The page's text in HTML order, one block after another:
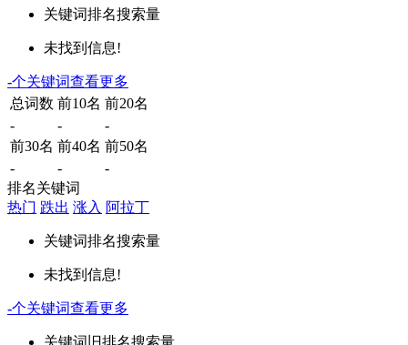
关键词排名搜索量
未找到信息!
-个关键词查看更多
总词数 前10名 前20名
-
-
-
前30名 前40名 前50名
-
-
-
排名关键词
热门 跌出 涨入 阿拉丁
关键词排名搜索量
未找到信息!
-个关键词查看更多
关键词 旧排名搜索量